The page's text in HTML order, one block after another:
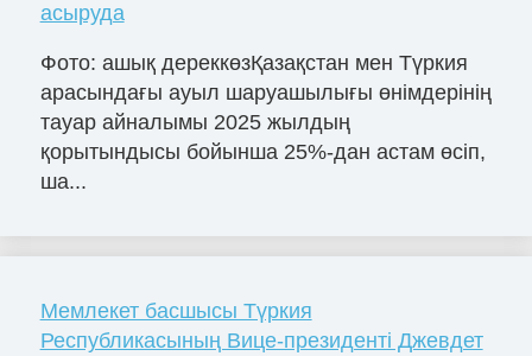
асыруда
Фото: ашық дереккөзҚазақстан мен Түркия
арасындағы ауыл шаруашылығы өнімдерінің
тауар айналымы 2025 жылдың
қорытындысы бойынша 25%-дан астам өсіп,
ша...
Мемлекет басшысы Түркия
Республикасының Вице-президенті Джевдет